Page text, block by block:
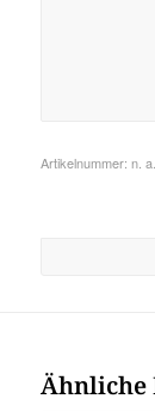
Artikelnummer: n. a.
Ähnliche